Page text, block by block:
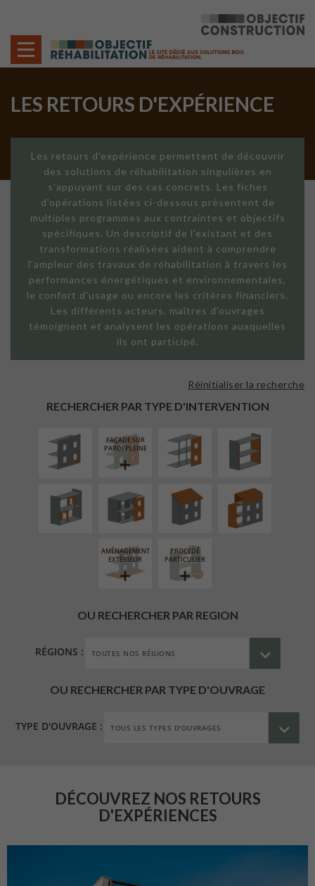
LES RETOURS D'EXPÉRIENCE
Les retours d'expérience permettent de découvrir
des solutions de réhabilitation singulières en
s'appuyant sur des cas concrets. Les fiches
d'opérations listées ci-dessous présentent de
multiples programmes aux contraintes et objectifs
spécifiques. Un descriptif de l'existant et des
transformations réalisées aident à comprendre
l'ampleur des travaux de réhabilitation à travers les
performances énergétiques et environnementales,
le confort d'usage ou encore les critères financiers.
Les différents acteurs, maîtres d'ouvrages
témoignent et analysent les opérations auxquelles
ils ont participé.
RECHERCHER PAR TYPE D'INTERVENTION
Réinitialiser la recherche
EXTÉRIEURE
FAÇADE SUR
PAROI PLEINE
FAÇADE SUR
LINÉAIRE
ISOLATION
INTÉRIEURE
RÉAMÉNAGEMENT
INTÉRIEUR
FERMETURE
LOGGIAS
RÉFECTION DES
TOITURES
SURÉLÉVATION
EXTENSION
AMÉNAGEMENT
EXTÉRIEUR
PROCÉDÉ
PARTICULIER
OU RECHERCHER PAR REGION
RÉGIONS :
OU RECHERCHER PAR TYPE D'OUVRAGE
TYPE D'OUVRAGE :
DÉCOUVREZ NOS RETOURS
D'EXPÉRIENCES